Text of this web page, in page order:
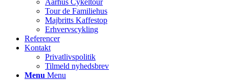
Aarhus Cykeltour
Tour de Familiehus
Majbritts Kaffestop
Erhvervscykling
Referencer
Kontakt
Privatlivspolitik
Tilmeld nyhedsbrev
Menu Menu